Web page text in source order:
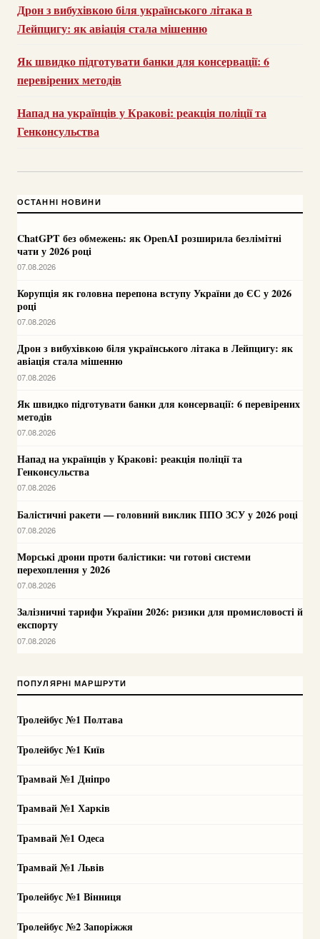
Дрон з вибухівкою біля українського літака в
Лейпцигу: як авіація стала мішенню
Як швидко підготувати банки для консервації: 6
перевірених методів
Напад на українців у Кракові: реакція поліції та
Генконсульства
ОСТАННІ НОВИНИ
ChatGPT без обмежень: як OpenAI розширила безлімітні
чати у 2026 році
07.08.2026
Корупція як головна перепона вступу України до ЄС у 2026
році
07.08.2026
Дрон з вибухівкою біля українського літака в Лейпцигу: як
авіація стала мішенню
07.08.2026
Як швидко підготувати банки для консервації: 6 перевірених
методів
07.08.2026
Напад на українців у Кракові: реакція поліції та
Генконсульства
07.08.2026
Балістичні ракети — головний виклик ППО ЗСУ у 2026 році
07.08.2026
Морські дрони проти балістики: чи готові системи
перехоплення у 2026
07.08.2026
Залізничні тарифи України 2026: ризики для промисловості й
експорту
07.08.2026
ПОПУЛЯРНІ МАРШРУТИ
Тролейбус №1 Полтава
Тролейбус №1 Київ
Трамвай №1 Дніпро
Трамвай №1 Харків
Трамвай №1 Одеса
Трамвай №1 Львів
Тролейбус №1 Вінниця
Тролейбус №2 Запоріжжя